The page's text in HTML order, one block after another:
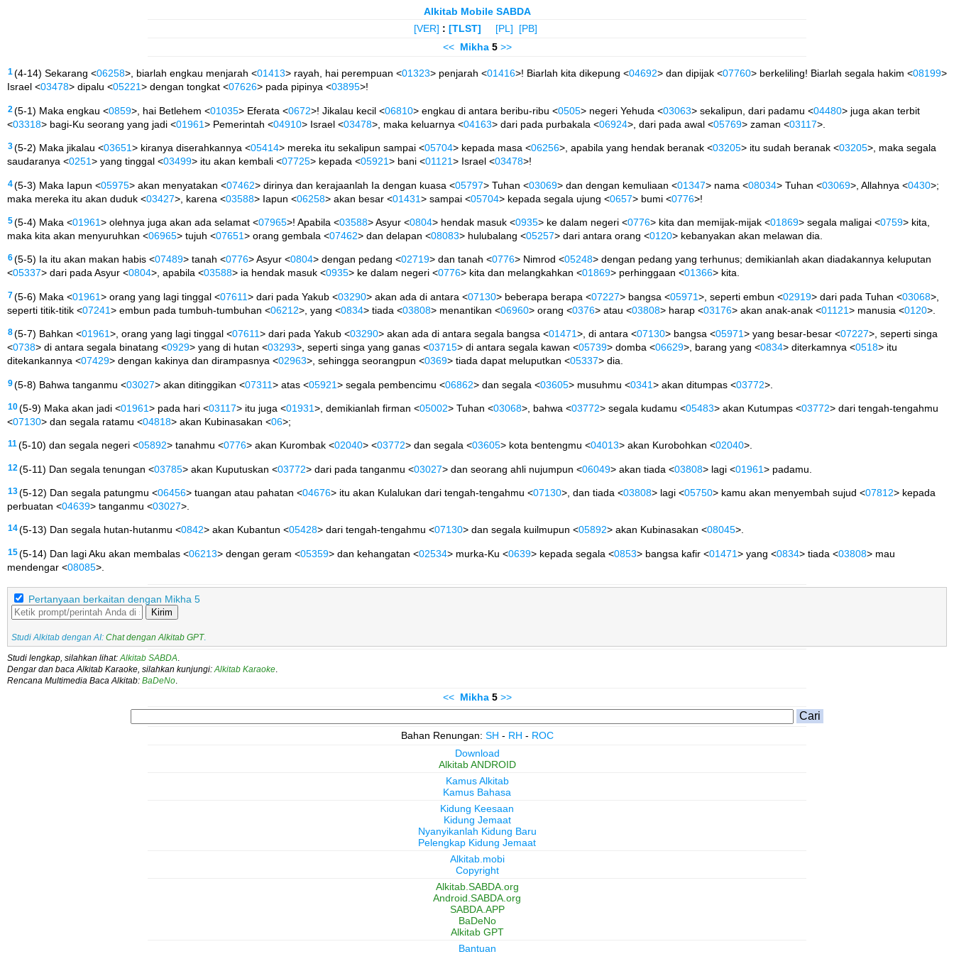
Alkitab Mobile SABDA
[VER] : [TLST] [PL]
[PB]
<< Mikha5 >>
1 (4-14) Sekarang <06258>, biarlah engkau menjarah <01413> rayah, hai perempuan <01323> penjarah <01416>! Biarlah kita dikepung <04692> dan dipijak <07760> berkeliling! Biarlah segala hakim <08199>
Israel <03478> dipalu <05221> dengan tongkat <07626> pada pipinya <03895>!
2 (5-1) Maka engkau <0859>, hai Betlehem <01035> Eferata <0672>! Jikalau kecil <06810> engkau di antara beribu-ribu <0505> negeri Yehuda <03063> sekalipun, dari padamu <04480> juga akan terbit
<03318> bagi-Ku seorang yang jadi <01961> Pemerintah <04910> Israel <03478>, maka keluarnya <04163> dari pada purbakala <06924>, dari pada awal <05769> zaman <03117>.
3(5-2) Maka jikalau <03651> kiranya diserahkannya <05414> mereka itu sekalipun sampai <05704> kepada masa <06256>, apabila yang hendak beranak <03205> itu sudah beranak <03205>, maka segala
saudaranya <0251> yang tinggal <03499> itu akan kembali <07725> kepada <05921> bani <01121> Israel <03478>!
4(5-3) Maka Iapun <05975> akan menyatakan <07462> dirinya dan kerajaanlah Ia dengan kuasa <05797> Tuhan <03069> dan dengan kemuliaan <01347> nama <08034> Tuhan <03069>, Allahnya <0430>;
maka mereka itu akan duduk <03427>, karena <03588> Iapun <06258> akan besar <01431> sampai <05704> kepada segala ujung <0657> bumi <0776>!
5(5-4) Maka <01961> olehnya juga akan ada selamat <07965>! Apabila <03588> Asyur <0804> hendak masuk <0935> ke dalam negeri <0776> kita dan memijak-mijak <01869> segala maligai <0759> kita,
maka kita akan menyuruhkan <06965> tujuh <07651> orang gembala <07462> dan delapan <08083> hulubalang <05257> dari antara orang <0120> kebanyakan akan melawan dia.
6(5-5) Ia itu akan makan habis <07489> tanah <0776> Asyur <0804> dengan pedang <02719> dan tanah <0776> Nimrod <05248> dengan pedang yang terhunus; demikianlah akan diadakannya keluputan
<05337> dari pada Asyur <0804>, apabila <03588> ia hendak masuk <0935> ke dalam negeri <0776> kita dan melangkahkan <01869> perhinggaan <01366> kita.
7(5-6) Maka <01961> orang yang lagi tinggal <07611> dari pada Yakub <03290> akan ada di antara <07130> beberapa berapa <07227> bangsa <05971>, seperti embun <02919> dari pada Tuhan <03068>,
seperti titik-titik <07241> embun pada tumbuh-tumbuhan <06212>, yang <0834> tiada <03808> menantikan <06960> orang <0376> atau <03808> harap <03176> akan anak-anak <01121> manusia <0120>.
8(5-7) Bahkan <01961>, orang yang lagi tinggal <07611> dari pada Yakub <03290> akan ada di antara segala bangsa <01471>, di antara <07130> bangsa <05971> yang besar-besar <07227>, seperti singa
<0738> di antara segala binatang <0929> yang di hutan <03293>, seperti singa yang ganas <03715> di antara segala kawan <05739> domba <06629>, barang yang <0834> diterkamnya <0518> itu
ditekankannya <07429> dengan kakinya dan dirampasnya <02963>, sehingga seorangpun <0369> tiada dapat meluputkan <05337> dia.
9(5-8) Bahwa tanganmu <03027> akan ditinggikan <07311> atas <05921> segala pembencimu <06862> dan segala <03605> musuhmu <0341> akan ditumpas <03772>.
10(5-9) Maka akan jadi <01961> pada hari <03117> itu juga <01931>, demikianlah firman <05002> Tuhan <03068>, bahwa <03772> segala kudamu <05483> akan Kutumpas <03772> dari tengah-tengahmu
<07130> dan segala ratamu <04818> akan Kubinasakan <06>;
11 (5-10) dan segala negeri <05892> tanahmu <0776> akan Kurombak <02040> <03772> dan segala <03605> kota bentengmu <04013> akan Kurobohkan <02040>.
12 (5-11) Dan segala tenungan <03785> akan Kuputuskan <03772> dari pada tanganmu <03027> dan seorang ahli nujumpun <06049> akan tiada <03808> lagi <01961> padamu.
13(5-12) Dan segala patungmu <06456> tuangan atau pahatan <04676> itu akan Kulalukan dari tengah-tengahmu <07130>, dan tiada <03808> lagi <05750> kamu akan menyembah sujud <07812> kepada
perbuatan <04639> tanganmu <03027>.
14(5-13) Dan segala hutan-hutanmu <0842> akan Kubantun <05428> dari tengah-tengahmu <07130> dan segala kuilmupun <05892> akan Kubinasakan <08045>.
15(5-14) Dan lagi Aku akan membalas <06213> dengan geram <05359> dan kehangatan <02534> murka-Ku <0639> kepada segala <0853> bangsa kafir <01471> yang <0834> tiada <03808> mau
mendengar <08085>.
Pertanyaan berkaitan dengan Mikha 5
Kirim
Studi Alkitab dengan AI: Chat dengan Alkitab GPT
Studi lengkap, silahkan lihat: Alkitab SABDA
Dengar dan baca Alkitab Karaoke, silahkan kunjungi: Alkitab Karaoke
Rencana Multimedia Baca Alkitab: BaDeNo
<< Mikha5 >>
Bahan Renungan: SH - RH - ROC
Download
Alkitab ANDROID
Kamus Alkitab
Kamus Bahasa
Kidung Keesaan
Kidung Jemaat
Nyanyikanlah Kidung Baru
Pelengkap Kidung Jemaat
Alkitab.mobi
Copyright
Alkitab.SABDA.org
Android.SABDA.org
SABDA.APP
BaDeNo
Alkitab GPT
Bantuan